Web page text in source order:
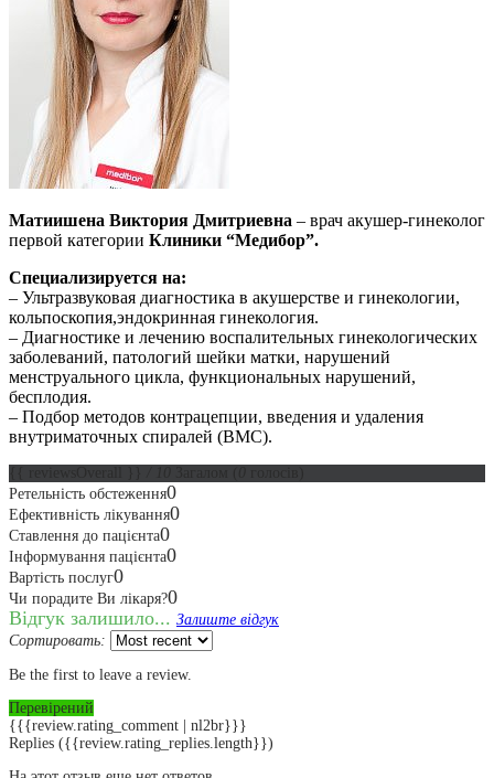
Матиишена Виктория Дмитриевна – врач акушер-гинеколог
первой категории Клиники “Медибор”.
Специализируется на:
– Ультразвуковая диагностика в акушерстве и гинекологии,
кольпоскопия,эндокринная гинекология.
– Диагностике и лечению воспалительных гинекологических
заболеваний, патологий шейки матки, нарушений
менструального цикла, функциональных нарушений,
бесплодия.
– Подбор методов контрацепции, введения и удаления
внутриматочных спиралей (ВМС).
Ретельність обстеження0
Ефективність лікування0
Ставлення до пацієнта0
Інформування пацієнта0
Вартість послуг0
Чи порадите Ви лікаря?0
Відгук залишило... Залиште відгук
Сортировать:
Be the first to leave a review.
Перевірений
{{{review.rating_comment | nl2br}}}
Replies ({{review.rating_replies.length}})